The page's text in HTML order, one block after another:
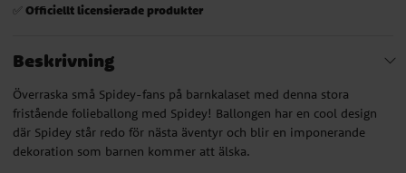
✅ Officiellt licensierade produkter
Beskrivning
Överraska små Spidey-fans på barnkalaset med denna stora
fristående folieballong med Spidey! Ballongen har en cool design
där Spidey står redo för nästa äventyr och blir en imponerande
dekoration som barnen kommer att älska.